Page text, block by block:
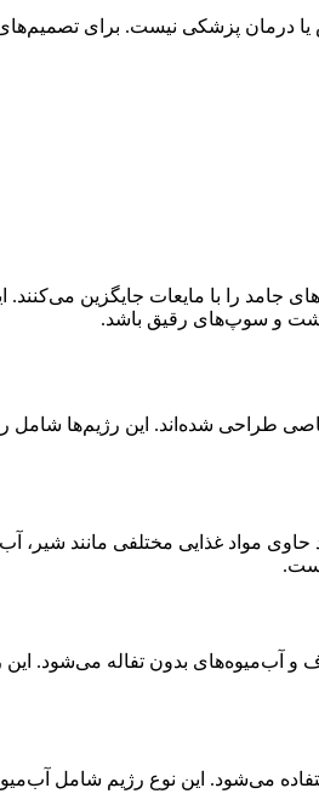
پزشکی نیست. برای
جامد را با مایعات جایگزین
و سوپ‌های رقیق باشد.
طراحی شده‌اند. این رژیم‌ها
مواد غذایی مختلفی مانند شیر،
بدون تفاله می‌شود. این
می‌شود. این نوع رژیم شامل